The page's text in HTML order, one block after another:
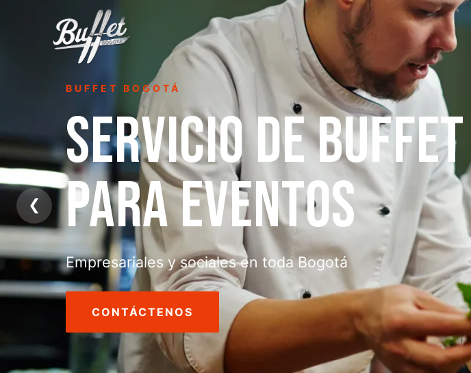
PARRILLADAS
PARRILLADAS
A DOMICILIO
Asado, choripán y carnes a la parrilla para tu evento
CONTÁCTENOS
❮